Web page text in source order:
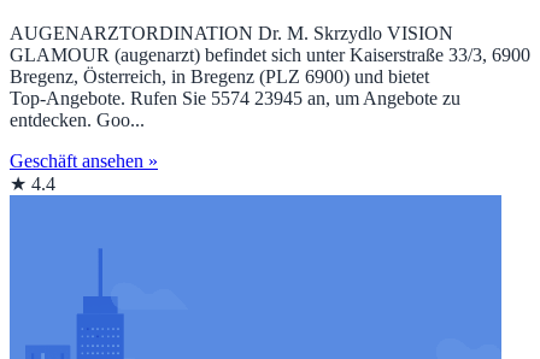
AUGENARZTORDINATION Dr. M. Skrzydlo VISION
GLAMOUR (augenarzt) befindet sich unter Kaiserstraße 33/3, 6900
Bregenz, Österreich, in Bregenz (PLZ 6900) und bietet
Top‑Angebote. Rufen Sie 5574 23945 an, um Angebote zu
entdecken. Goo...
Geschäft ansehen »
★ 4.4